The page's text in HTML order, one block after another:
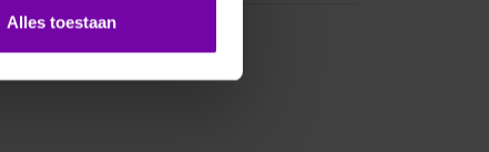
Alles toestaan